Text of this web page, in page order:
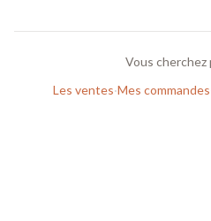
Vous
Les ventes·Mes commandes